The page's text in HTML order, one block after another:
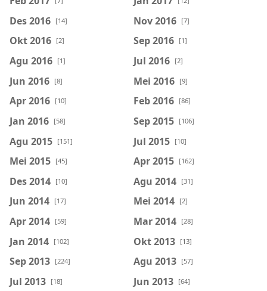
Des 2016 [14] Nov 2016 [7]
Okt 2016 [2] Sep 2016 [1]
Agu 2016 [1] Jul 2016 [2]
Jun 2016 [8] Mei 2016 [9]
Apr 2016 [10] Feb 2016 [86]
Jan 2016 [58] Sep 2015 [106]
Agu 2015 [151] Jul 2015 [10]
Mei 2015 [45] Apr 2015 [162]
Des 2014 [10] Agu 2014 [31]
Jun 2014 [17] Mei 2014 [2]
Apr 2014 [59] Mar 2014 [28]
Jan 2014 [102] Okt 2013 [13]
Sep 2013 [224] Agu 2013 [57]
Jul 2013 [18] Jun 2013 [64]